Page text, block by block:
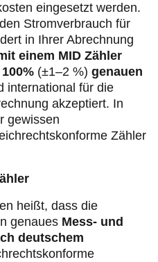
eingesetzt werden.
Stromverbrauch für
in Ihrer Abrechnung
einem MID Zähler
(±1–2 %) genauen
international für die
akzeptiert. In
gewissen
Zähler
heißt, dass die
genaues Mess- und
deutschem